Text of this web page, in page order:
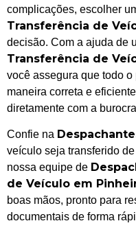
complicações, escolher
Transferência de
decisão. Com a ajuda de
Transferência de
você assegura que todo
maneira correta e
diretamente com a
Confie na
veículo seja transferido
nossa equipe de
de Veículo em
boas mãos, pronto para
documentais de forma